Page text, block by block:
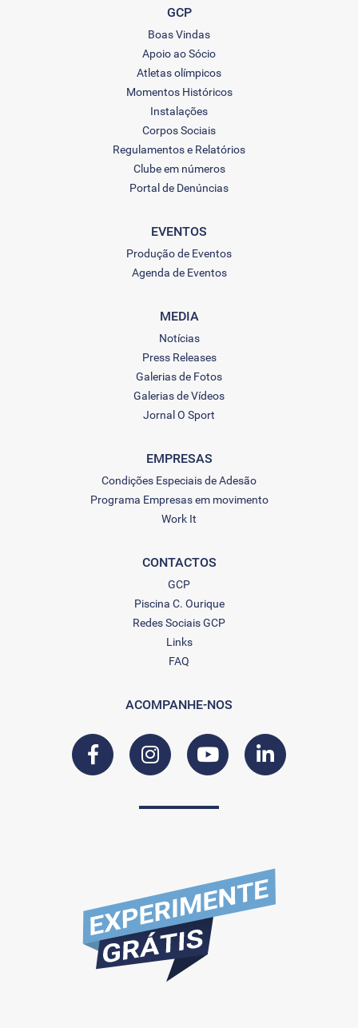
GCP
Boas Vindas
Apoio ao Sócio
Atletas olímpicos
Momentos Históricos
Instalações
Corpos Sociais
Regulamentos e Relatórios
Clube em números
Portal de Denúncias
EVENTOS
Produção de Eventos
Agenda de Eventos
MEDIA
Notícias
Press Releases
Galerias de Fotos
Galerias de Vídeos
Jornal O Sport
EMPRESAS
Condições Especiais de Adesão
Programa Empresas em movimento
Work It
CONTACTOS
GCP
Piscina C. Ourique
Redes Sociais GCP
Links
FAQ
ACOMPANHE-NOS